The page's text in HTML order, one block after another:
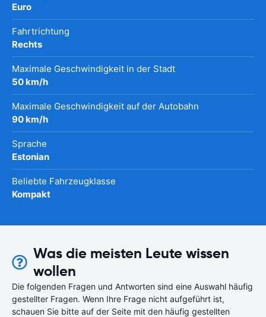
Euro
Fahrtrichtung
Rechts
Maximale Geschwindigkeit in der Stadt
50 km/h
Maximale Geschwindigkeit auf der Autobahn
90 km/h
Sprache
Estonian
Beliebte Fahrzeugklasse
Kompakt
Was die meisten Leute wissen
wollen
Die folgenden Fragen und Antworten sind eine Auswahl häufig
gestellter Fragen. Wenn Ihre Frage nicht aufgeführt ist,
schauen Sie bitte auf der Seite mit den häufig gestellten